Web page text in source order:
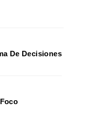
De Decisiones